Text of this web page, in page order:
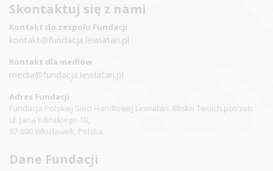
Skontaktuj się z nami
Kontakt do zespołu Fundacji
kontakt@fundacja.lewiatan.pl
Kontakt dla mediów
media@fundacja.lewiatan.pl
Adres Fundacji
Fundacja Polskiej Sieci Handlowej Lewiatan. Blisko Twoich potrzeb
ul. Jana Kilińskiego 10,
87-800 Włocławek, Polska
Dane Fundacji